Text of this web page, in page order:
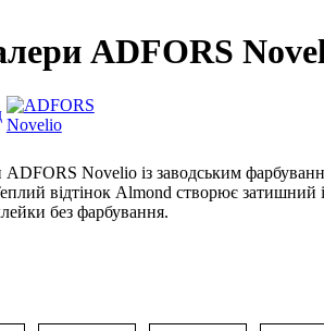
ADFORS
ADFORS Novelio із заводським
відтінок Almond створює затишний
без фарбування.